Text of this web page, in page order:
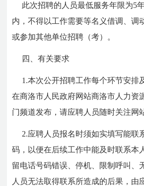
此次招聘的人员最低服务年限为5
内，不得以工作需要等名义借调、调
或参加其他单位招聘（考）。
四、有关要求
1.本次公开招聘工作每个环节安排
在商洛市人民政府网站商洛市人力资
门频道发布，请应聘人员随时关注网
2.应聘人员报名时须如实填写能联
码，以便在后续工作中能及时联系本
留电话号码错误、停机、限制呼叫、
人员无法取得联系所造成的后果，由